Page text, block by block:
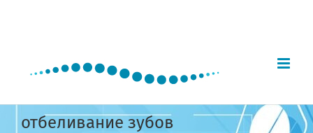
отбеливание зубов